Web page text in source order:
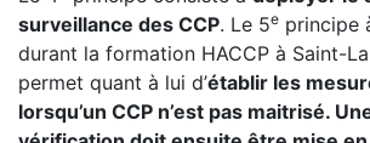
surveillance des CCP. Le 5e principe
durant la formation HACCP à Saint-
permet quant à lui d’établir les
lorsqu’un CCP n’est pas maitrisé.